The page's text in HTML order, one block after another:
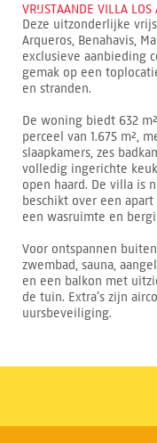
VRIJSTAANDE VILLA
Deze uitzonderlijke
Arqueros, Benahavis,
exclusieve aanbieding
gemak op een
en stranden.
De woning biedt 632
perceel van 1.675 m²,
slaapkamers, zes
volledig ingerichte
open haard. De villa is
beschikt over een
een wasruimte en
Voor ontspannen
zwembad, sauna,
en een balkon met
de tuin. Extra’s zijn
uursbeveiliging.